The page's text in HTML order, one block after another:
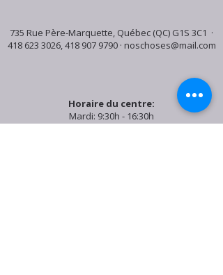
735 Rue Père-Marquette, Québec (QC) G1S 3C1 ·
418 623 3026,418 907 9790· noschoses@mail.com
Horaire du centre:
Mardi: 9:30h - 16:30h